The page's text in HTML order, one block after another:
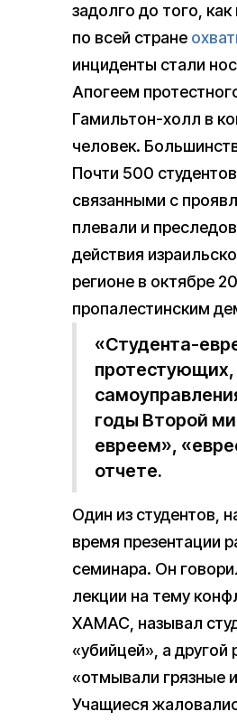
задолго до того,
по всей стране
инциденты стали
Апогеем
Гамильтон-холл в
человек.
Почти 500
связанными с
плевали и
действия
регионе в октябре
пропалестинским
«Студента-
протестующих,
годы Второй
евреем»,
отчете.
Один из студентов,
время презентации
семинара. Он
лекции на тему
ХАМАС, называл
«убийцей», а
«отмывали грязные
Учащиеся